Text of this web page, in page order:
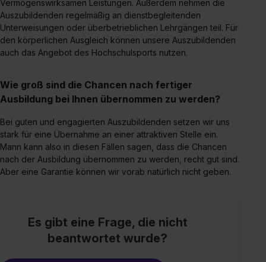
Vermögenswirksamen Leistungen. Außerdem nehmen die
Auszubildenden regelmäßig an dienstbegleitenden
Unterweisungen oder überbetrieblichen Lehrgängen teil. Für
den körperlichen Ausgleich können unsere Auszubildenden
auch das Angebot des Hochschulsports nutzen.
Wie groß sind die Chancen nach fertiger
Ausbildung bei Ihnen übernommen zu werden?
Bei guten und engagierten Auszubildenden setzen wir uns
stark für eine Übernahme an einer attraktiven Stelle ein.
Mann kann also in diesen Fällen sagen, dass die Chancen
nach der Ausbildung übernommen zu werden, recht gut sind.
Aber eine Garantie können wir vorab natürlich nicht geben.
Es gibt eine Frage, die nicht
beantwortet wurde?